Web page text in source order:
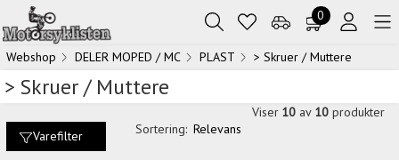
0
Webshop DELER MOPED / MC PLAST > Skruer / Muttere
> Skruer / Muttere
Varefilter Sortering: Relevans
Viser 10 av 10 produkter